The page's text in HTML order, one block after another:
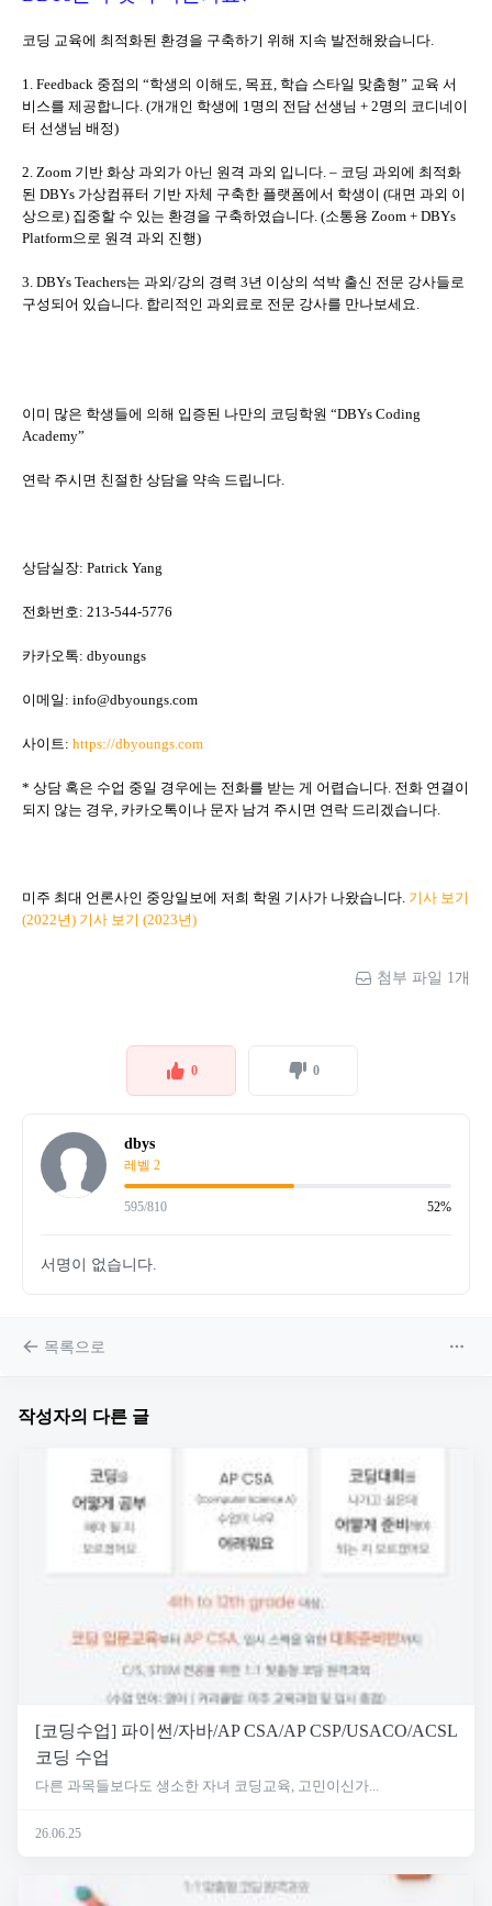
코딩 교육에 최적화된 환경을 구축하기 위해 지속 발전해왔습니다.
1. Feedback 중점의 “학생의 이해도, 목표, 학습 스타일 맞춤형” 교육 서
비스를 제공합니다. (개개인 학생에 1명의 전담 선생님 + 2명의 코디네이
터 선생님 배정)
2. Zoom 기반 화상 과외가 아닌 원격 과외 입니다. – 코딩 과외에 최적화
된 DBYs 가상컴퓨터 기반 자체 구축한 플랫폼에서 학생이 (대면 과외 이
상으로) 집중할 수 있는 환경을 구축하였습니다. (소통용 Zoom + DBYs
Platform으로 원격 과외 진행)
3. DBYs Teachers는 과외/강의 경력 3년 이상의 석박 출신 전문 강사들로
구성되어 있습니다. 합리적인 과외료로 전문 강사를 만나보세요.
이미 많은 학생들에 의해 입증된 나만의 코딩학원 “DBYs Coding
Academy”
연락 주시면 친절한 상담을 약속 드립니다.
상담실장: Patrick Yang
전화번호: 213-544-5776
카카오톡: dbyoungs
이메일: info@dbyoungs.com
사이트: https://dbyoungs.com
* 상담 혹은 수업 중일 경우에는 전화를 받는 게 어렵습니다. 전화 연결이
되지 않는 경우, 카카오톡이나 문자 남겨 주시면 연락 드리겠습니다.
미주 최대 언론사인 중앙일보에 저희 학원 기사가 나왔습니다. 기사 보기
(2022년) 기사 보기 (2023년)
첨부 파일 1개
0 0
dbys
레벨 2
595/810 52%
서명이 없습니다.
목록으로
작성자의 다른 글
[코딩수업] 파이썬/자바/AP CSA/AP CSP/USACO/ACSL
코딩 수업
다른 과목들보다도 생소한 자녀 코딩교육, 고민이신가...
26.06.25